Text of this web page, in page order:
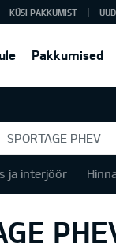
Pakkumised
KÜSI PAKKUMIST
OÜ
SPORTAGE PHEV
ja interjöör